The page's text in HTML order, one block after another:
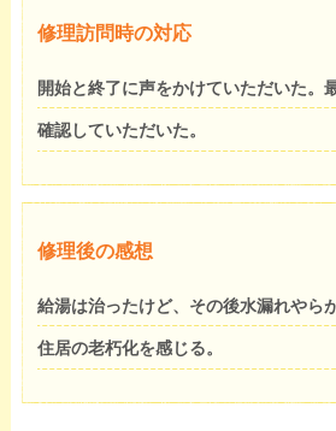
修理訪問時の対応
開始と終了に声をかけていただいた。
確認していただいた。
修理後の感想
給湯は治ったけど、その後水漏れやら
住居の老朽化を感じる。